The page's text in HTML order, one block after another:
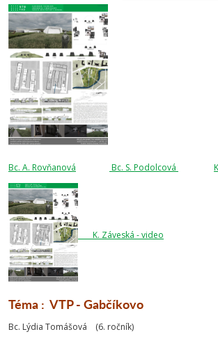
Bc. A. Rovňanová Bc. S. Podolcová
K. Záveská - video
Téma : VTP - Gabčíkovo
Bc. Lýdia Tomášová (6. ročník)